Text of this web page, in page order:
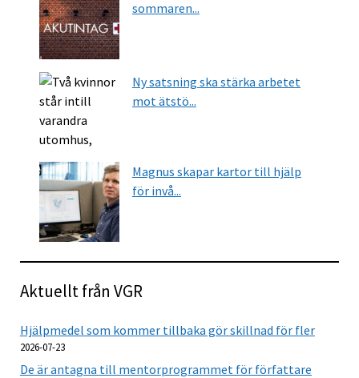
sommaren...
Ny satsning ska stärka arbetet
mot ätstö...
Magnus skapar kartor till hjälp
för invå...
Aktuellt från VGR
Hjälpmedel som kommer tillbaka gör skillnad för fler
2026-07-23
De är antagna till mentorprogrammet för författare